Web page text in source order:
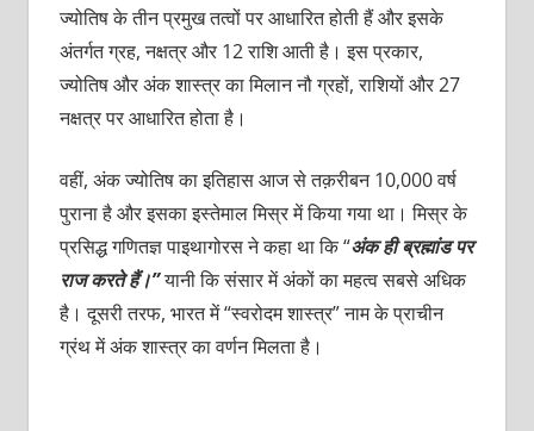
ज्योतिष के तीन प्रमुख तत्वों पर आधारित होती हैं और इसके
अंतर्गत ग्रह, नक्षत्र और 12 राशि आती है। इस प्रकार,
ज्योतिष और अंक शास्त्र का मिलान नौ ग्रहों, राशियों और 27
नक्षत्र पर आधारित होता है।
वहीं, अंक ज्योतिष का इतिहास आज से तक़रीबन 10,000 वर्ष
पुराना है और इसका इस्तेमाल मिस्र में किया गया था। मिस्र के
प्रसिद्ध गणितज्ञ पाइथागोरस ने कहा था कि “अंक ही ब्रह्मांड पर
राज करते हैं।”यानी कि संसार में अंकों का महत्व सबसे अधिक
है। दूसरी तरफ, भारत में “स्वरोदम शास्त्र” नाम के प्राचीन
ग्रंथ में अंक शास्त्र का वर्णन मिलता है।